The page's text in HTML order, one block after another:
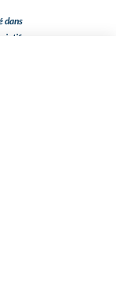
dans
du